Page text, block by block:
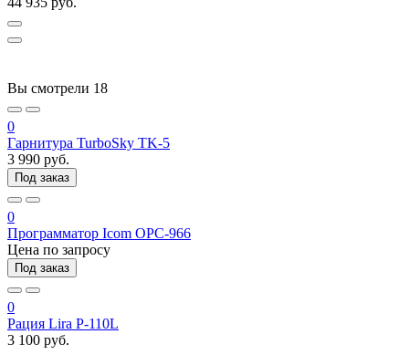
Вы смотрели 18
0
Гарнитура TurboSky TK-5
3 990 руб.
Под заказ
0
Программатор Icom OPC-966
Цена по запросу
Под заказ
0
Рация Lira P-110L
3 100 руб.